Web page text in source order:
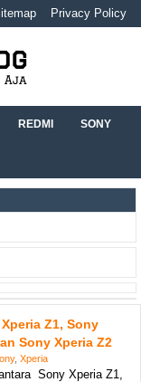
Privacy Policy
Aja
REDMI SONY
Z1, Sony
Sony Xperia Z2
, Xperia
Sony Xperia Z1,